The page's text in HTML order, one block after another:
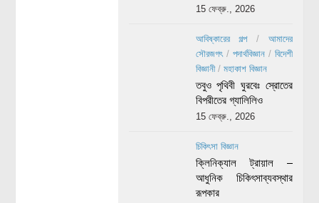
15 ফেব্রু., 2026
আবিষ্কারের গল্প/ আমাদের
সৌরজগৎ/ পদার্থবিজ্ঞান/ বিদেশী
বিজ্ঞানী/ মহাকাশ বিজ্ঞান
তবুও পৃথিবী ঘুরবেঃ স্রোতের
বিপরীতের গ্যালিলিও
15 ফেব্রু., 2026
চিকিৎসা বিজ্ঞান
ক্লিনিক্যাল ট্রায়াল –
আধুনিক চিকিৎসাব্যবস্থার
রূপকার